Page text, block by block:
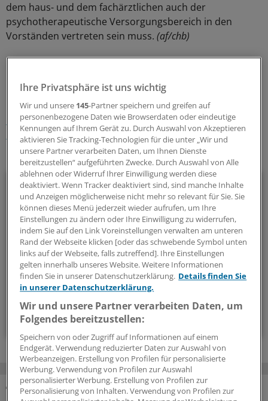
dem haus- und dem fachärztlichen auch der
psychotherapeutische Versorgungsbereich in den
Vorständen vertreten sein muss. (af/chb)
Schlagworte:
Berufspolitik Neuro-psychiatrische Krankheiten
Psychotherapie
Ihr Newsletter zum Thema
Politik & Debatte
Mit diesem Newsletter blicken Sie hinter das tägliche
Geschehen in der Gesundheitspolitik. Mit Analysen,
Hintergründen und einem Blick auf Themen, die die Agenda
bestimmen.
14-tägig, donnerstags
Zum Abonnieren bitte anmelden
Ihre Privatsphäre ist uns wichtig
Wir und unsere 145-Partner speichern und greifen auf
personenbezogene Daten wie Browserdaten oder eindeutige
Kennungen auf Ihrem Gerät zu. Durch Auswahl von Akzeptieren
aktivieren Sie Tracking-Technologien für die unter „Wir und
unsere Partner verarbeiten Daten, um Ihnen Dienste
bereitzustellen“ aufgeführten Zwecke. Durch Auswahl von Alle
ablehnen oder Widerruf Ihrer Einwilligung werden diese
deaktiviert. Wenn Tracker deaktiviert sind, sind manche Inhalte
und Anzeigen möglicherweise nicht mehr so relevant für Sie. Sie
können dieses Menü jederzeit wieder aufrufen, um Ihre
Einstellungen zu ändern oder Ihre Einwilligung zu widerrufen,
indem Sie auf den Link Voreinstellungen verwalten am unteren
Rand der Webseite klicken [oder das schwebende Symbol unten
links auf der Webseite, falls zutreffend]. Ihre Einstellungen
gelten innerhalb unseres Website. Weitere Informationen
finden Sie in unserer Datenschutzerklärung. Details finden Sie
in unserer Datenschutzerklärung.
Wir und unsere Partner verarbeiten Daten, um
Folgendes bereitzustellen:
Speichern von oder Zugriff auf Informationen auf einem
Endgerät. Verwendung reduzierter Daten zur Auswahl von
Werbeanzeigen. Erstellung von Profilen für personalisierte
Werbung. Verwendung von Profilen zur Auswahl
personalisierter Werbung. Erstellung von Profilen zur
Personalisierung von Inhalten. Verwendung von Profilen zur